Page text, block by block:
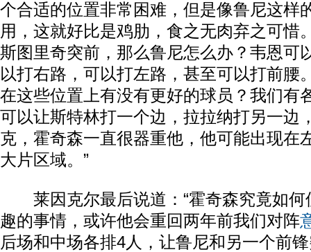
个合适的位置非常困难，但是像鲁尼这样
用，这就好比是鸡肋，食之无肉弃之可惜
斯图里奇突前，那么鲁尼怎么办？韦恩可
以打右路，可以打左路，甚至可以打前腰
在这些位置上有没有更好的球员？我们有
可以让斯特林打一个边，拉拉纳打另一边
克，霍奇森一直很器重他，他可能出现在
大片区域。”
莱因克尔最后说道：“霍奇森究竟如何
趣的事情，或许他会重回两年前我们对阵
后场和中场各排4人，让鲁尼和另一个前